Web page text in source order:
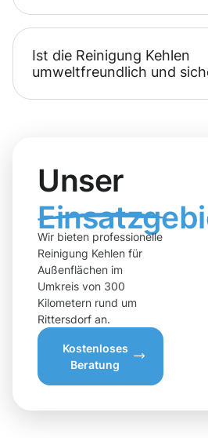
Ist die Reinigung Kehlen
umweltfreundlich und
Unser
Wir bieten professionelle
Reinigung Kehlen für
Außenflächen im
Umkreis von 300
Kilometern rund um
Rittersdorf an.
Kostenloses
Beratung